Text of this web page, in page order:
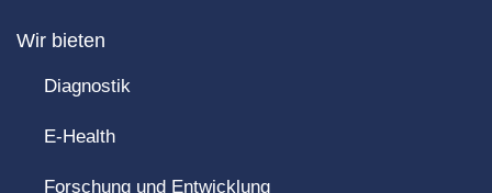
Wir bieten
Diagnostik
E-Health
Forschung und Entwicklung